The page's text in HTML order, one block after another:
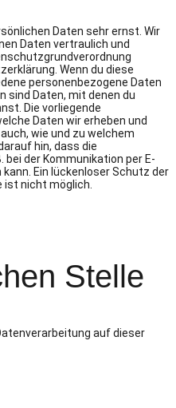
Daten sehr ernst. Wir
Daten vertraulich und
Wenn du diese
personenbezogene Daten
sind Daten, mit denen du
Die vorliegende
Daten wir erheben und
wie und zu welchem
hin, dass die
der Kommunikation per E-
Ein lückenloser Schutz der
ist nicht möglich.
Stelle
auf dieser